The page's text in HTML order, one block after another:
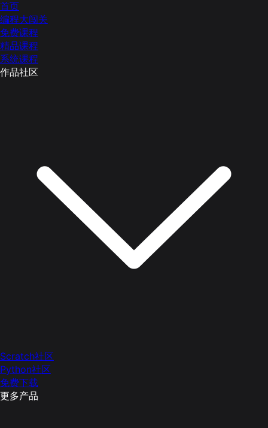
首页
编程大闯关
免费课程
精品课程
系统课程
作品社区
Scratch社区
Python社区
免费下载
更多产品